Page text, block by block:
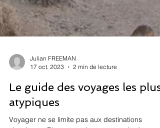
17 oct. 2023
Le guide des voyages les plus
atypiques